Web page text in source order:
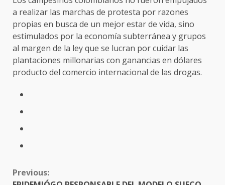
a realizar las marchas de protesta por razones
propias en busca de un mejor estar de vida, sino
estimulados por la economía subterránea y grupos
al margen de la ley que se lucran por cuidar las
plantaciones millonarias con ganancias en dólares
producto del comercio internacional de las drogas.
CONTINUE
READING
Previous: